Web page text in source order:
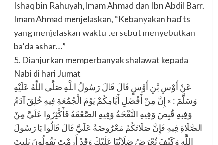
Ishaq bin Rahuyah,Imam Ahmad dan Ibn Abdil Barr.
Imam Ahmad menjelaskan, “Kebanyakan hadits
yang menjelaskan waktu tersebut menyebutkan
ba’da ashar…”
5. Dianjurkan memperbanyak shalawat kepada
Nabi di hari Jumat
عَنْ أَوْسِ بْنِ أَوْسٍ قَالَ قَالَ رَسُولُ اللَّهِ صَلَّى اللَّهُ عَلَيْهِ
وَسَلَّمَ : » إِنَّ مِنْ أَفْضَلِ أَيَّامِكُمْ يَوْمَ الْجُمُعَةِ فِيهِ خُلِقَ آدَمُ
وَفِيهِ قُبِضَ وَفِيهِ النَّفْخَةُ وَفِيهِ الصَّعْقَةُ فَأَكْثِرُوا عَلَيَّ مِنْ
الصَّلَاةِ فِيهِ فَإِنَّ صَلَاتَكُمْ مَعْرُوضَةٌ عَلَيَّ قَالَ قَالُوا يَا رَسُولَ
اللَّهِ وَكَيْفَ تُعْرَضُ صَلَاتُنَا عَلَيْكَ وَقَدْ أَرِمْتَ يَقُولُونَ بَلِيتَ